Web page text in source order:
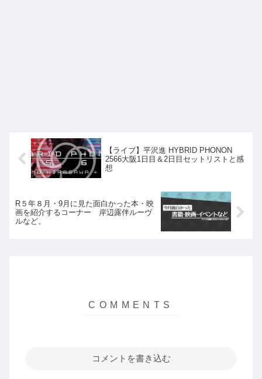
【ライブ】平沢進 HYBRID PHONON
2566大阪1日目＆2日目セットリストと感
想
R５年８月・9月に見た面白かった本・映
画を紹介するコーナー 岸辺露伴ルーヴ
ルなど。
コメントを書き込む